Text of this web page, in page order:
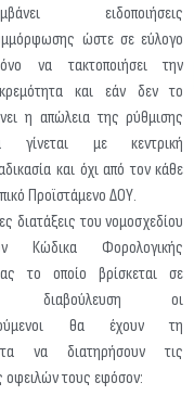
ειδοποιήσεις
ώστε σε εύλογο
να τακτοποιήσει την
και εάν δεν το
η απώλεια της ρύθμισης
γίνεται με κεντρική
και όχι από τον κάθε
Προϊστάμενο ΔΟΥ.
διατάξεις του νομοσχεδίου
Κώδικα Φορολογικής
το οποίο βρίσκεται σε
διαβούλευση οι
θα έχουν τη
να διατηρήσουν τις
οφειλών τους εφόσον: